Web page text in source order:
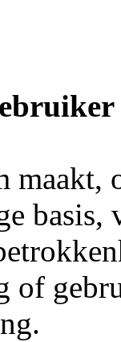
basis,
of